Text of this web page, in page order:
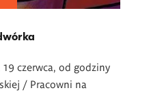
czerwca, od godziny
/ Pracowni na